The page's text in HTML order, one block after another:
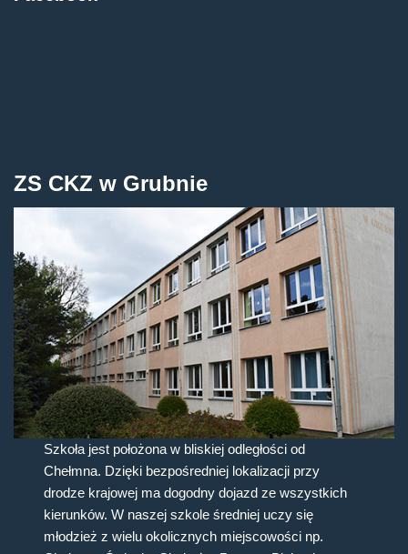
ZS CKZ w Grubnie
Szkoła jest położona w bliskiej odległości od
Chełmna. Dzięki bezpośredniej lokalizacji przy
drodze krajowej ma dogodny dojazd ze wszystkich
kierunków. W naszej szkole średniej uczy się
młodzież z wielu okolicznych miejscowości np.